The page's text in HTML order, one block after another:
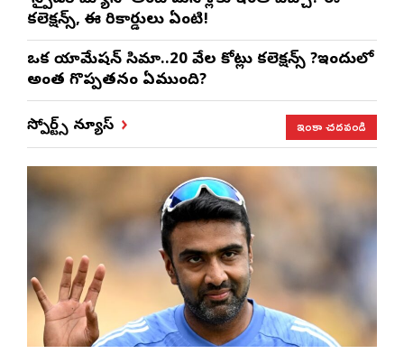
కలెక్షన్స్, ఈ రికార్డులు ఏంటి!
ఒక యానిమేషన్ సినిమా..20 వేల కోట్లు కలెక్షన్స్ ?ఇందులో
అంత గొప్పతనం ఏముంది?
స్పోర్ట్స్ న్యూస్ ఇంకా చదవండి